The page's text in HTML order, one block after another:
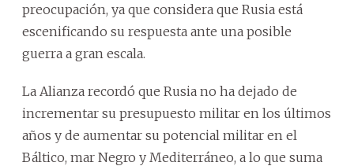
preocupación, ya que considera que Rusia está
escenificando su respuesta ante una posible
guerra a gran escala.
La Alianza recordó que Rusia no ha dejado de
incrementar su presupuesto militar en los últimos
años y de aumentar su potencial militar en el
Báltico, mar Negro y Mediterráneo, a lo que suma